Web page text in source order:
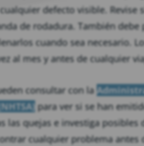
defecto visible. Revise
de rodadura. También
cuando sea necesario.
al mes y antes de cualquier
consultar con la
para ver si se han
las quejas e investiga posibles
cualquier problema antes